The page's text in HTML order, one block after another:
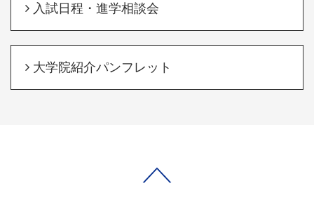
入試日程・進学相談会
大学院紹介パンフレット